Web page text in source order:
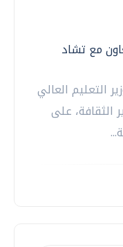
مع تشاد
التعليم العالي
الثقافة، على